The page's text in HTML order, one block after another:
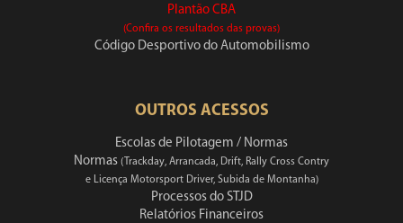
Plantão CBA
(Confira os resultados das provas)
Código Desportivo do Automobilismo
OUTROS ACESSOS
Escolas de Pilotagem / Normas
Normas (Trackday, Arrancada, Drift, Rally Cross Contry
e Licença Motorsport Driver, Subida de Montanha)
Processos do STJD
Relatórios Financeiros